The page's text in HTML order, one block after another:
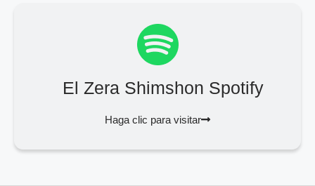
El Zera Shimshon Spotify
Haga clic para visitar